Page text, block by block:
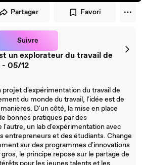
Partager Favori
Suivre
un explorateur du travail de
- 05/12
d'expérimentation du travail de
du monde du travail, l'idée est de
D'un côté, la mise en place
bonnes pratiques par des
l'autre, un lab d'expérimentation avec
entrepreneurs et des étudiants. Change
sur des programmes d'innovations
le principe repose sur le partage de